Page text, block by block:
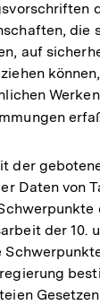
die
auf
der
Daten von
der 10.